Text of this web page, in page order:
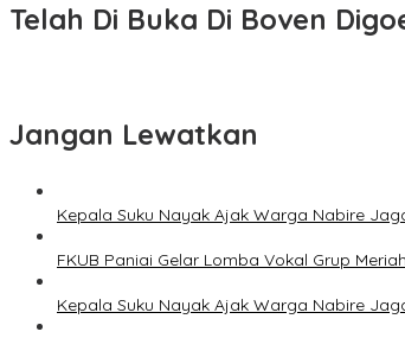
Telah Di Buka Di Boven
Jangan Lewatkan
Kepala Suku Nayak Ajak Warga Nabire
FKUB Paniai Gelar Lomba Vokal Grup
Kepala Suku Nayak Ajak Warga Nabire